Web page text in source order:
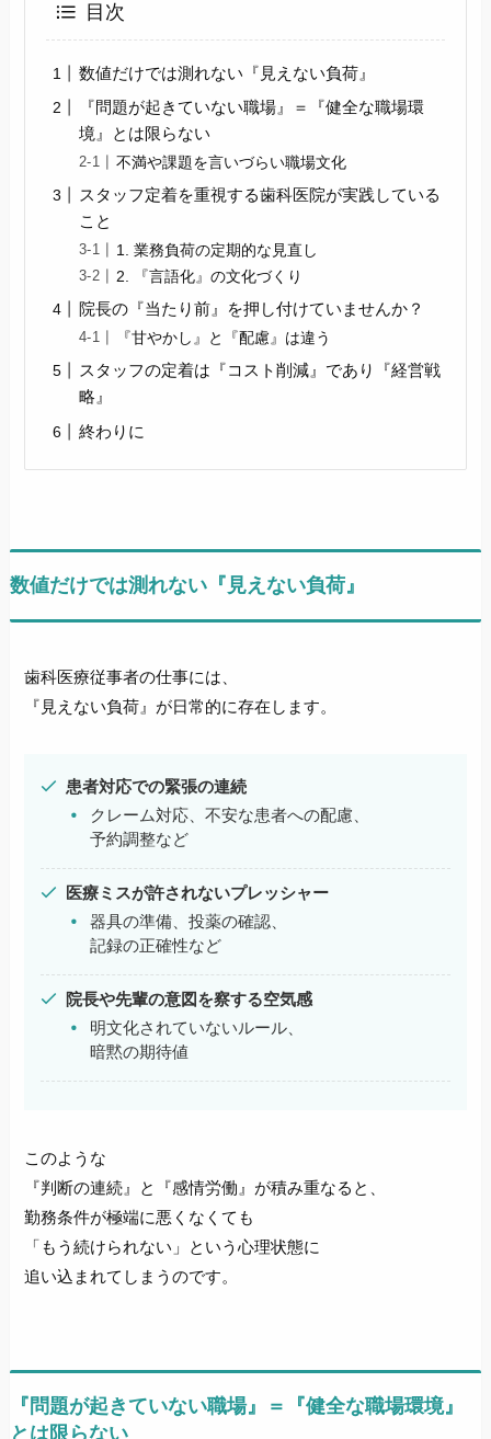
目次
数値だけでは測れない『見えない負荷』
『問題が起きていない職場』＝『健全な職場環
境』とは限らない
不満や課題を言いづらい職場文化
スタッフ定着を重視する歯科医院が実践している
こと
1. 業務負荷の定期的な見直し
2. 『言語化』の文化づくり
院長の『当たり前』を押し付けていませんか？
『甘やかし』と『配慮』は違う
スタッフの定着は『コスト削減』であり『経営戦
略』
終わりに
数値だけでは測れない『見えない負荷』
歯科医療従事者の仕事には、
『見えない負荷』が日常的に存在します。
患者対応での緊張の連続
クレーム対応、不安な患者への配慮、
予約調整など
医療ミスが許されないプレッシャー
器具の準備、投薬の確認、
記録の正確性など
院長や先輩の意図を察する空気感
明文化されていないルール、
暗黙の期待値
このような
『判断の連続』と『感情労働』が積み重なると、
勤務条件が極端に悪くなくても
「もう続けられない」という心理状態に
追い込まれてしまうのです。
『問題が起きていない職場』＝『健全な職場環境』
とは限らない